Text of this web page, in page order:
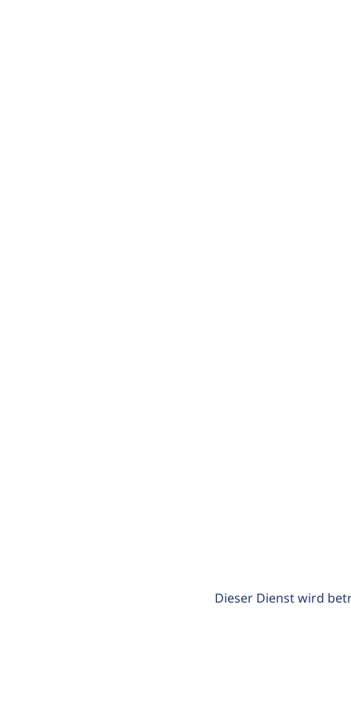
Dieser Dienst wird